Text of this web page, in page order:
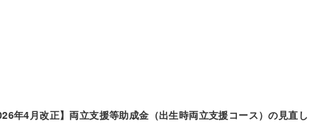
年4月改正】両立支援等助成金（出生時両立支援コース）の見直し